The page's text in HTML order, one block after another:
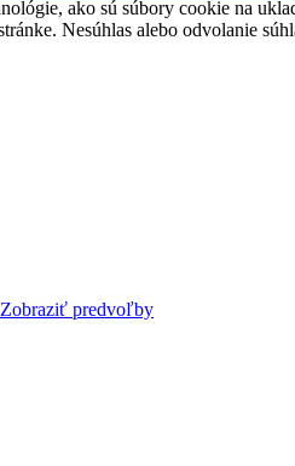
ako sú súbory cookie na
Nesúhlas alebo odvolanie
Zobraziť predvoľby